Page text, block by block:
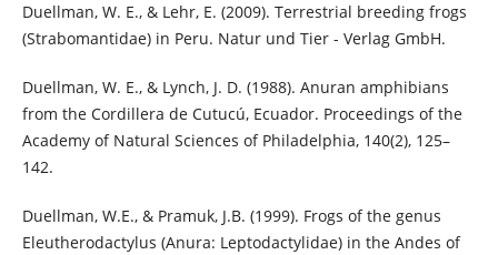
Duellman, W. E., & Lehr, E. (2009). Terrestrial breeding frogs
(Strabomantidae) in Peru. Natur und Tier - Verlag GmbH.
Duellman, W. E., & Lynch, J. D. (1988). Anuran amphibians
from the Cordillera de Cutucú, Ecuador. Proceedings of the
Academy of Natural Sciences of Philadelphia, 140(2), 125–
142.
Duellman, W.E., & Pramuk, J.B. (1999). Frogs of the genus
Eleutherodactylus (Anura: Leptodactylidae) in the Andes of